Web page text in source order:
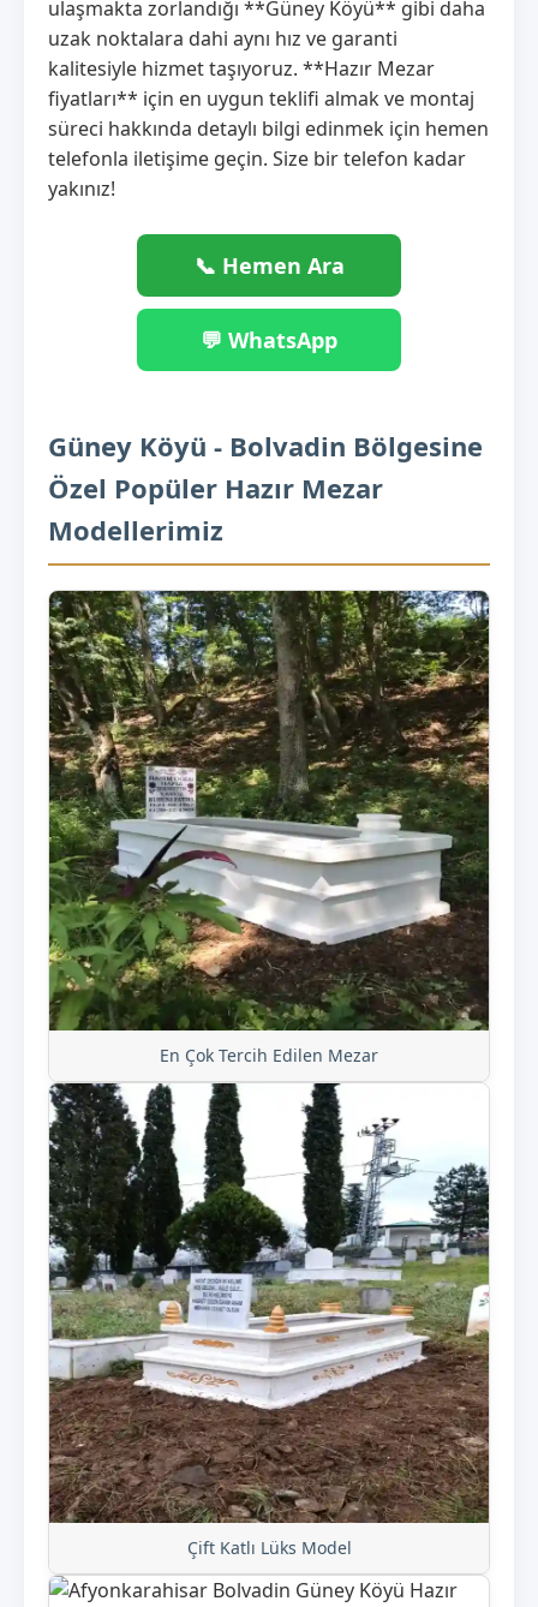
ulaşmakta zorlandığı **Güney Köyü** gibi daha
uzak noktalara dahi aynı hız ve garanti
kalitesiyle hizmet taşıyoruz. **Hazır Mezar
fiyatları** için en uygun teklifi almak ve montaj
süreci hakkında detaylı bilgi edinmek için hemen
telefonla iletişime geçin. Size bir telefon kadar
yakınız!
📞 Hemen Ara
💬 WhatsApp
Güney Köyü - Bolvadin Bölgesine
Özel Popüler Hazır Mezar
Modellerimiz
En Çok Tercih Edilen Mezar
Çift Katlı Lüks Model